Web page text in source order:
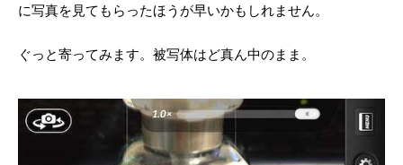
に写真を見てもらったほうが早いかもしれません。
ぐっと寄ってみます。被写体はど真ん中のまま。